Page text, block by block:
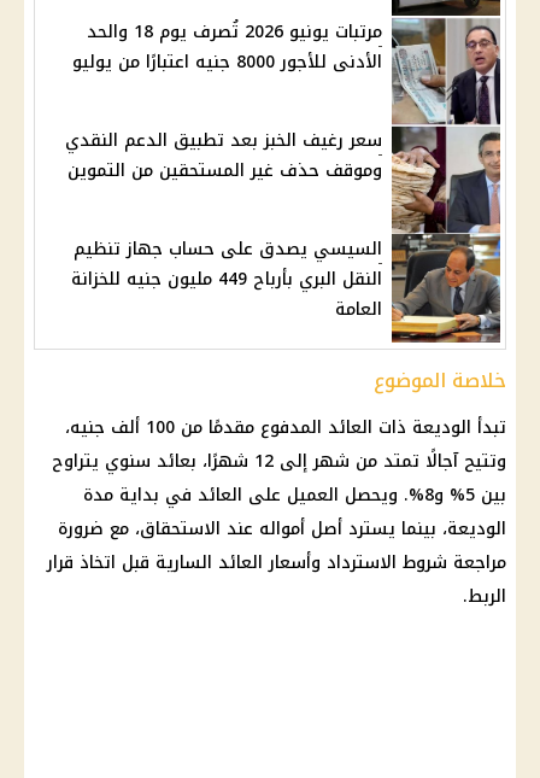
مرتبات يونيو 2026 تُصرف يوم 18 والحد
الأدنى للأجور 8000 جنيه اعتبارًا من يوليو
سعر رغيف الخبز بعد تطبيق الدعم النقدي
وموقف حذف غير المستحقين من التموين
السيسي يصدق على حساب جهاز تنظيم
النقل البري بأرباح 449 مليون جنيه للخزانة
العامة
خلاصة الموضوع
تبدأ الوديعة ذات العائد المدفوع مقدمًا من 100 ألف جنيه،
وتتيح آجالًا تمتد من شهر إلى 12 شهرًا، بعائد سنوي يتراوح
بين 5% و8%. ويحصل العميل على العائد في بداية مدة
الوديعة، بينما يسترد أصل أمواله عند الاستحقاق، مع ضرورة
مراجعة شروط الاسترداد وأسعار العائد السارية قبل اتخاذ قرار
الربط.